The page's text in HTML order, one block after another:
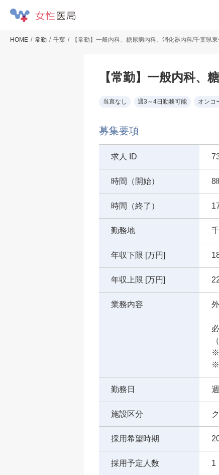
HOME 常勤 千葉 【常勤】一般内科、糖尿病内科、消化器内科/千葉県
【常勤】一般内科、
当直なし 週3～4日勤務可能 オンコ
募集要項
求人 ID
時間（開始） 8
時間（終了）
勤務地
年収下限 [万円]
年収上限 [万円]
業務内容
※
※
勤務日
施設区分
採用希望時期
採用予定人数 1